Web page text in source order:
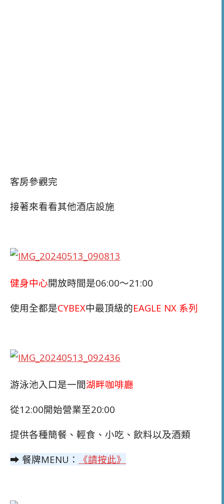
客房參觀完
接著來看看其他酒店設施
健身中心開放時間是06:00～21:00
使用全都是CYBEX中最頂級的EAGLE NX 系列
游泳池入口是一間湖畔咖啡廳
從12:00開始營業至20:00
提供各種簡餐、輕食、小吃、飲料以及酒類
➡ 餐牌MENU：
《請按此》